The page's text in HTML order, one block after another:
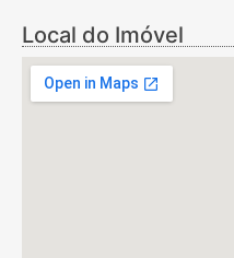
Local do Imóvel